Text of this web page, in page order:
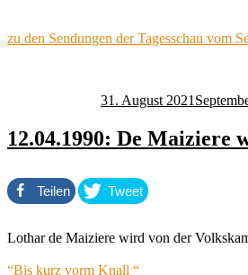
zu den Sendungen der Tagesschau vom
31. August 2021
12.04.1990: De Maiziere
Teilen Tweet
Lothar de Maiziere wird von der
“Bis kurz vorm Knall “